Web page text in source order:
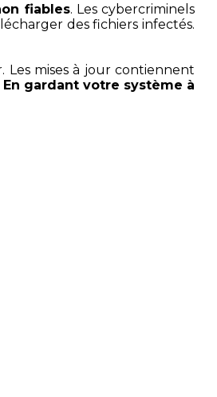
fiables. Les cybercriminels
des fichiers infectés.
mises à jour contiennent
En gardant votre système à